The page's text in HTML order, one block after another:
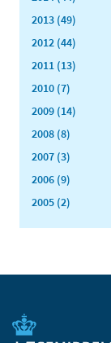
2013 (49)
2012 (44)
2011 (13)
2010 (7)
2009 (14)
2008 (8)
2007 (3)
2006 (9)
2005 (2)